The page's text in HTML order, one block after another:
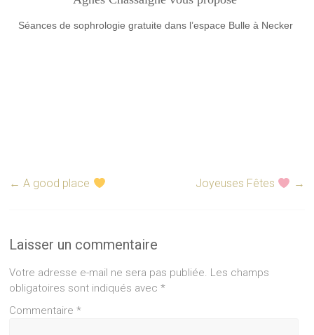
Séances de sophrologie gratuite dans l’espace Bulle à Necker
← A good place Joyeuses Fêtes →
Laisser un commentaire
Votre adresse e-mail ne sera pas publiée. Les champs
obligatoires sont indiqués avec*
Commentaire*